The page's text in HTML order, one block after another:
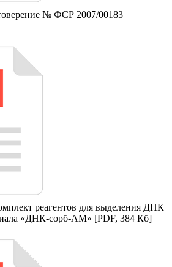
№ ФСР 2007/00183
реагентов для выделения ДНК
«ДНК-сорб-АМ» [PDF, 384 Кб]